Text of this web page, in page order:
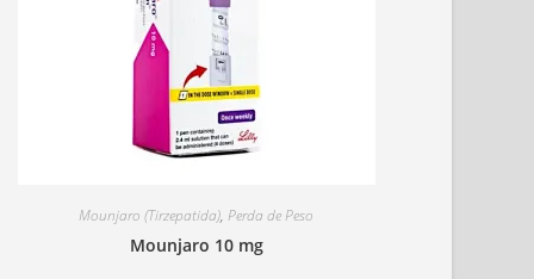
Mounjaro (Tirzepatida),Perda de Peso
Mounjaro 10 mg